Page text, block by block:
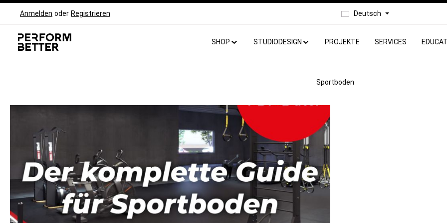
Hauptnavigation springen
Anmelden oder Registrieren Deutsch
SHOP STUDIODESIGN PROJEKTE SERVICES
Sportboden